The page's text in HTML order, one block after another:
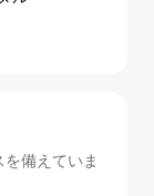
備えていま